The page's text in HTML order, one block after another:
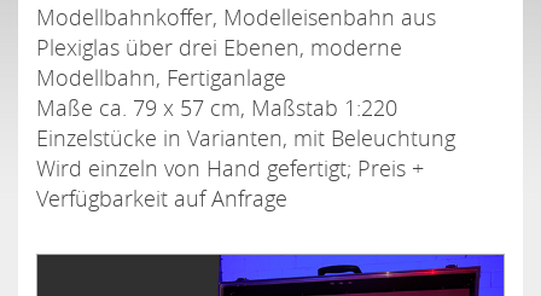
Modellbahnkoffer, Modelleisenbahn aus
Plexiglas über drei Ebenen, moderne
Modellbahn, Fertiganlage
Maße ca. 79 x 57 cm, Maßstab 1:220
Einzelstücke in Varianten, mit Beleuchtung
Wird einzeln von Hand gefertigt; Preis +
Verfügbarkeit auf Anfrage